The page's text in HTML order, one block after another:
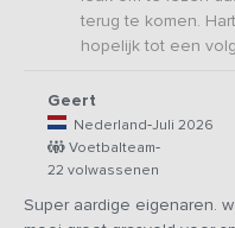
terug te komen.
hopelijk tot een
Geert
Nederland-Juli 2026
Voetbalteam-
22 volwassenen
Super aardige eigenaren.